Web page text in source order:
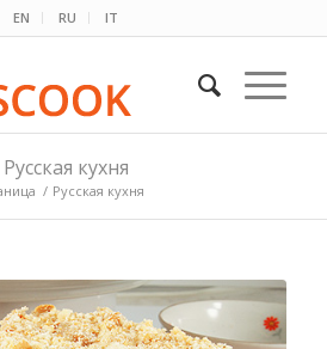
EN RU IT
кухня
/ Русская кухня